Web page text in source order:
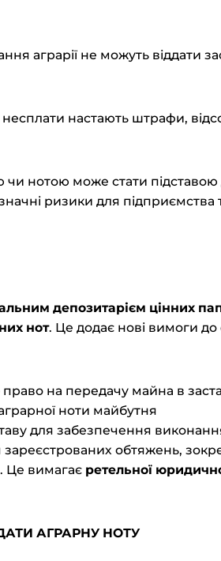
аграрії не можуть віддати
настають штрафи,
чи нотою може стати підставою
ризики для підприємства
депозитарієм цінних
нот. Це додає нові вимоги до
право на передачу майна в
ноти майбутня
для забезпечення
обтяжень,
Це вимагає ретельної
АГРАРНУ НОТУ